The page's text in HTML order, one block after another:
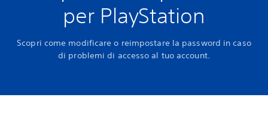
per PlayStation
Scopri come modificare o reimpostare la password in caso
di problemi di accesso al tuo account.